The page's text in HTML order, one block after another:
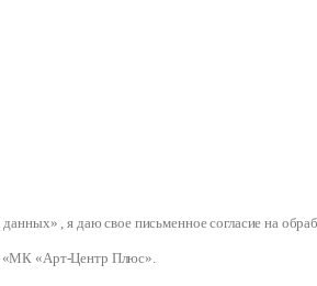
, я даю свое письменное согласие на
«Арт-Центр Плюс».